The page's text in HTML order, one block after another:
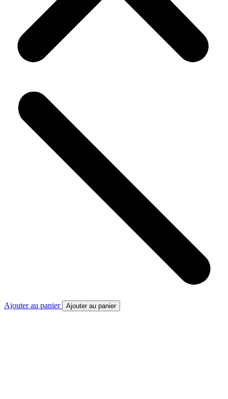
Ajouter au panier Ajouter au panier